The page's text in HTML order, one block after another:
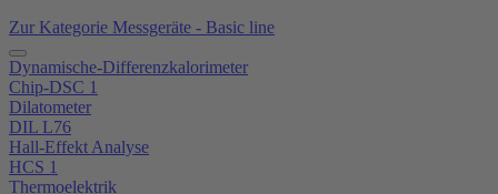
Zur Kategorie Messgeräte - Basic line
Dynamische-Differenzkalorimeter
Chip-DSC 1
Dilatometer
DIL L76
Hall-Effekt Analyse
HCS 1
Thermoelektrik